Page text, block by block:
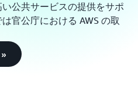
公共サービスの提供をサポ
官公庁における AWS の取